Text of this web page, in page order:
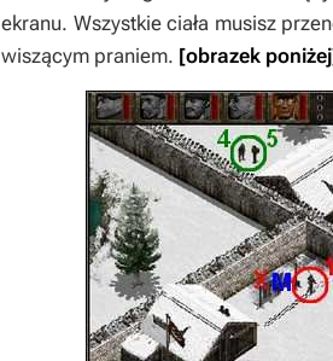
ekranu. Wszystkie ciała musisz
wiszącym praniem. [obrazek